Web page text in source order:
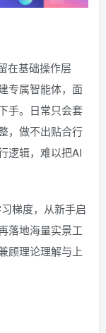
在基础操作层
专属智能体，面
手。日常只会套
，做不出贴合行
逻辑，难以把AI
梯度，从新手启
落地海量实景工
顾理论理解与上